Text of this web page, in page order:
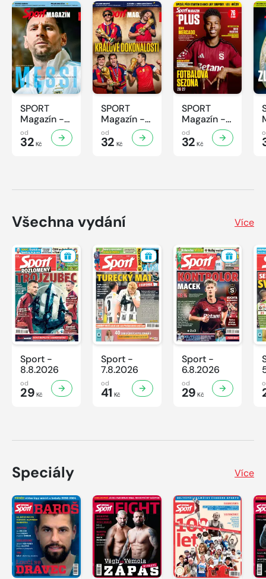
SPORT
Magazín -
32/2026
od
32 Kč
SPORT
Magazín -
31/2026
od
32 Kč
SPORT
Magazín -
30/2026
od
32 Kč
Všechna vydání Více
Sport -
8.8.2026
od
29 Kč
Sport -
7.8.2026
od
41 Kč
Sport -
6.8.2026
od
29 Kč
Speciály Více